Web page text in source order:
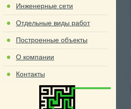
Инженерные сети
Отдельные виды работ
Построенные объекты
О компании
Контакты